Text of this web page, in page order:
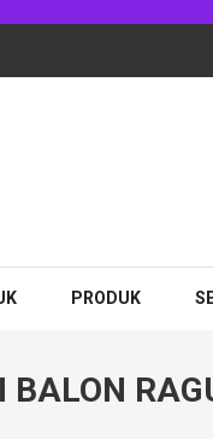
Jakarta
PRODUK
BALON